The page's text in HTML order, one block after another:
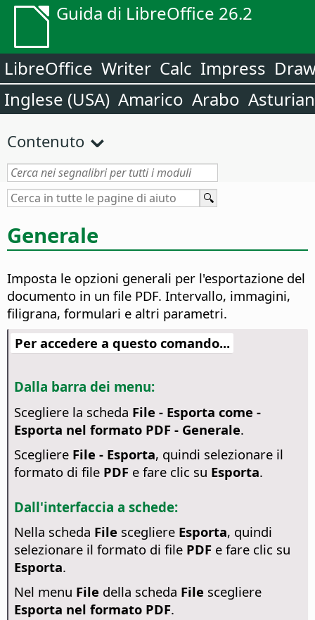
Guida di LibreOffice 26.2
LibreOffice Writer Calc Impress
Inglese (USA) Amarico Arabo
Contenuto
Generale
Imposta le opzioni generali per l'esportazione del
documento in un file PDF. Intervallo, immagini,
filigrana, formulari e altri parametri.
Per accedere a questo comando...
Dalla barra dei menu:
Scegliere la scheda File - Esporta come -
Esporta nel formato PDF - Generale.
Scegliere File - Esporta, quindi selezionare il
formato di file PDFe fare clic su Esporta.
Dall'interfaccia a schede:
Nella scheda File scegliere Esporta, quindi
selezionare il formato di file PDFe fare clic su
Esporta.
Nel menu File della scheda File scegliere
Esporta nel formato PDF.